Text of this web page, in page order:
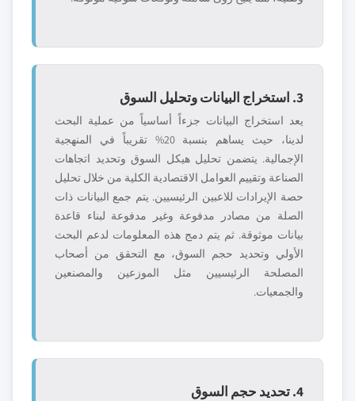
3. استخراج البيانات وتحليل السوق
يعد استخراج البيانات جزءاً أساسياً من عملية البحث
لدينا، حيث يساهم بنسبة 20% تقريباً في المنهجية
الإجمالية. يتضمن تحليل هيكل السوق وتحديد اتجاهات
الصناعة وتقييم العوامل الاقتصادية الكلية من خلال تحليل
حصة الإيرادات للاعبين الرئيسيين. يتم جمع البيانات ذات
الصلة من مصادر مدفوعة وغير مدفوعة لبناء قاعدة
بيانات موثوقة. ثم يتم دمج هذه المعلومات لدعم البحث
الأولي وتحديد حجم السوق، مع التحقق من أصحاب
المصلحة الرئيسيين مثل الموزعين والمصنعين
والجمعيات.
4. تحديد حجم السوق